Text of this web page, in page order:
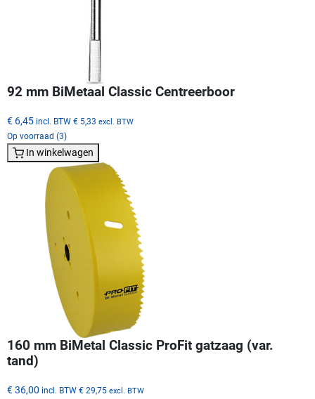
92 mm BiMetaal Classic Centreerboor
€ 6,45 incl. BTW € 5,33 excl. BTW
Op voorraad (3)
In winkelwagen
160 mm BiMetal Classic ProFit gatzaag (var.
tand)
€ 36,00 incl. BTW € 29,75 excl. BTW